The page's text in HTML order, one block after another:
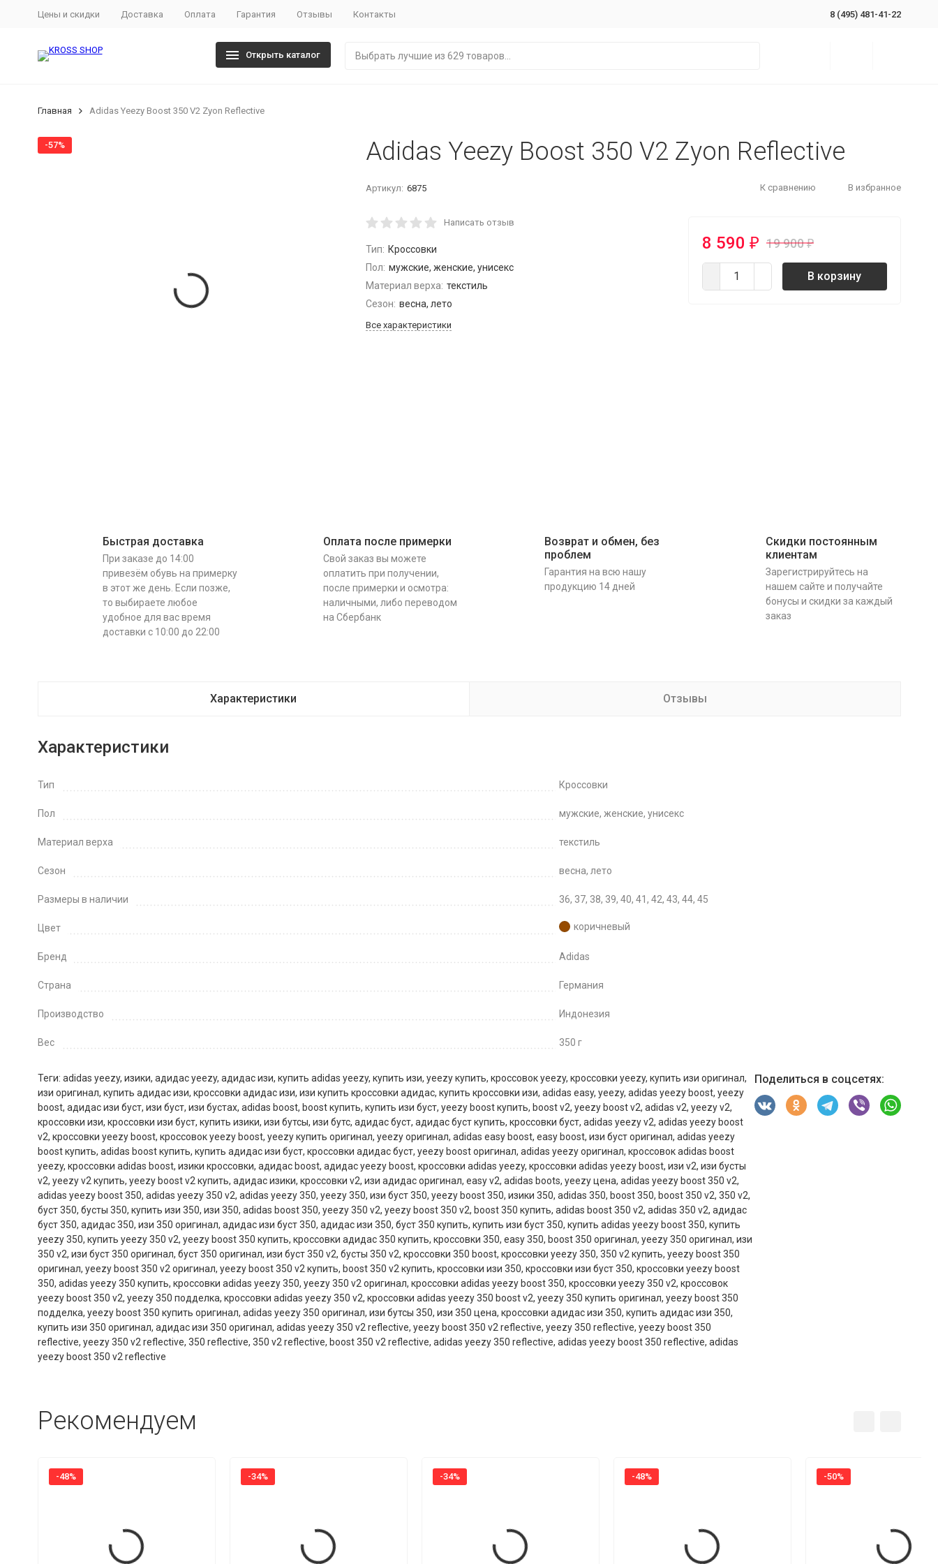
Цены и скидки Доставка Оплата Гарантия Отзывы Контакты 8 (495) 481-41-22
Открыть каталог
Главная Adidas Yeezy Boost 350 V2 Zyon Reflective
-57% Adidas Yeezy Boost 350 V2 Zyon Reflective
Артикул: 6875 К сравнению В избранное
Написать отзыв
Тип: Кроссовки
Пол: мужские, женские, унисекс
Материал верха: текстиль
Сезон: весна, лето
Все характеристики
8 590 ₽ 19 900₽
В корзину
Быстрая доставка
При заказе до 14:00
привезём обувь на примерку
в этот же день. Если позже,
то выбираете любое
удобное для вас время
доставки с 10:00 до 22:00
Оплата после примерки
Свой заказ вы можете
оплатить при получении,
после примерки и осмотра:
наличными, либо переводом
на Сбербанк
Возврат и обмен, без
проблем
Гарантия на всю нашу
продукцию 14 дней
Скидки постоянным
клиентам
Зарегистрируйтесь на
нашем сайте и получайте
бонусы и скидки за каждый
заказ
Характеристики Отзывы
Характеристики
Тип Кроссовки
Пол мужские, женские, унисекс
Материал верха текстиль
Сезон весна, лето
Размеры в наличии 36, 37, 38, 39, 40, 41, 42, 43, 44, 45
Цвет коричневый
Бренд Adidas
Страна Германия
Производство Индонезия
Вес 350 г
Теги: adidas yeezy, изики, адидас yeezy, адидас изи, купить adidas yeezy, купить изи, yeezy купить, кроссовок yeezy, кроссовки yeezy, купить изи оригинал,
изи оригинал, купить адидас изи, кроссовки адидас изи, изи купить кроссовки адидас, купить кроссовки изи, adidas easy, yeezy, adidas yeezy boost, yeezy
boost, адидас изи буст, изи буст, изи бустах, adidas boost, boost купить, купить изи буст, yeezy boost купить, boost v2, yeezy boost v2, adidas v2, yeezy v2,
кроссовки изи, кроссовки изи буст, купить изики, изи бутсы, изи бутс, адидас буст, адидас буст купить, кроссовки буст, adidas yeezy v2, adidas yeezy boost
v2, кроссовки yeezy boost, кроссовок yeezy boost, yeezy купить оригинал, yeezy оригинал, adidas easy boost, easy boost, изи буст оригинал, adidas yeezy
boost купить, adidas boost купить, купить адидас изи буст, кроссовки адидас буст, yeezy boost оригинал, adidas yeezy оригинал, кроссовок adidas boost
yeezy, кроссовки adidas boost, изики кроссовки, адидас boost, адидас yeezy boost, кроссовки adidas yeezy, кроссовки adidas yeezy boost, изи v2, изи бусты
v2, yeezy v2 купить, yeezy boost v2 купить, адидас изики, кроссовки v2, изи адидас оригинал, easy v2, adidas boots, yeezy цена, adidas yeezy boost 350 v2,
adidas yeezy boost 350, adidas yeezy 350 v2, adidas yeezy 350, yeezy 350, изи буст 350, yeezy boost 350, изики 350, adidas 350, boost 350, boost 350 v2, 350 v2,
буст 350, бусты 350, купить изи 350, изи 350, adidas boost 350, yeezy 350 v2, yeezy boost 350 v2, boost 350 купить, adidas boost 350 v2, adidas 350 v2, адидас
буст 350, адидас 350, изи 350 оригинал, адидас изи буст 350, адидас изи 350, буст 350 купить, купить изи буст 350, купить adidas yeezy boost 350, купить
yeezy 350, купить yeezy 350 v2, yeezy boost 350 купить, кроссовки адидас 350 купить, кроссовки 350, easy 350, boost 350 оригинал, yeezy 350 оригинал, изи
350 v2, изи буст 350 оригинал, буст 350 оригинал, изи буст 350 v2, бусты 350 v2, кроссовки 350 boost, кроссовки yeezy 350, 350 v2 купить, yeezy boost 350
оригинал, yeezy boost 350 v2 оригинал, yeezy boost 350 v2 купить, boost 350 v2 купить, кроссовки изи 350, кроссовки изи буст 350, кроссовки yeezy boost
350, adidas yeezy 350 купить, кроссовки adidas yeezy 350, yeezy 350 v2 оригинал, кроссовки adidas yeezy boost 350, кроссовки yeezy 350 v2, кроссовок
yeezy boost 350 v2, yeezy 350 подделка, кроссовки adidas yeezy 350 v2, кроссовки adidas yeezy 350 boost v2, yeezy 350 купить оригинал, yeezy boost 350
подделка, yeezy boost 350 купить оригинал, adidas yeezy 350 оригинал, изи бутсы 350, изи 350 цена, кроссовки адидас изи 350, купить адидас изи 350,
купить изи 350 оригинал, адидас изи 350 оригинал, adidas yeezy 350 v2 reflective, yeezy boost 350 v2 reflective, yeezy 350 reflective, yeezy boost 350
reflective, yeezy 350 v2 reflective, 350 reflective, 350 v2 reflective, boost 350 v2 reflective, adidas yeezy 350 reflective, adidas yeezy boost 350 reflective, adidas
yeezy boost 350 v2 reflective
Поделиться в соцсетях:
Рекомендуем
-48% -34% -34% -48% -50%